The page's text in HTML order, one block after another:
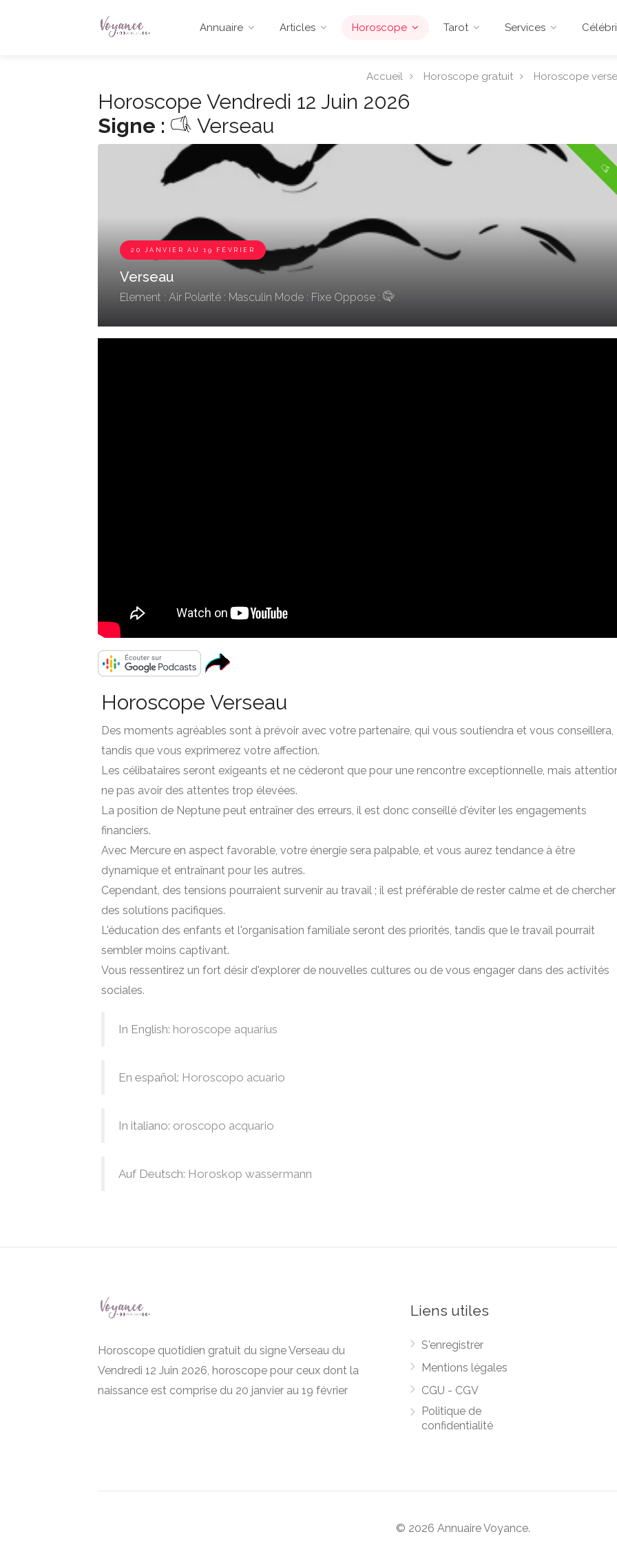
Annuaire Articles Horoscope Tarot Services
Accueil Horoscope gratuit Horoscope
Horoscope Vendredi 12 Juin 2026
Signe :
Verseau
20 JANVIER AU 19 FÉVRIER
Verseau
Element : Air Polarité : Masculin Mode : Fixe Oppose :
Horoscope Verseau
Des moments agréables sont à prévoir avec votre partenaire, qui vous soutiendra et vous conseillera,
tandis que vous exprimerez votre affection.
Les célibataires seront exigeants et ne céderont que pour une rencontre exceptionnelle, mais
ne pas avoir des attentes trop élevées.
La position de Neptune peut entraîner des erreurs, il est donc conseillé d'éviter les engagements
financiers.
Avec Mercure en aspect favorable, votre énergie sera palpable, et vous aurez tendance à être
dynamique et entraînant pour les autres.
Cependant, des tensions pourraient survenir au travail ; il est préférable de rester calme et de chercher
des solutions pacifiques.
L'éducation des enfants et l'organisation familiale seront des priorités, tandis que le travail pourrait
sembler moins captivant.
Vous ressentirez un fort désir d'explorer de nouvelles cultures ou de vous engager dans des activités
sociales.
In English: horoscope aquarius
En español: Horoscopo acuario
In italiano: oroscopo acquario
Auf Deutsch: Horoskop wassermann
Horoscope quotidien gratuit du signe Verseau du
Vendredi 12 Juin 2026, horoscope pour ceux dont la
naissance est comprise du 20 janvier au 19 février
Liens utiles
S'enregistrer
Mentions légales
CGU - CGV
Politique de
confidentialité
© 2026 Annuaire Voyance.